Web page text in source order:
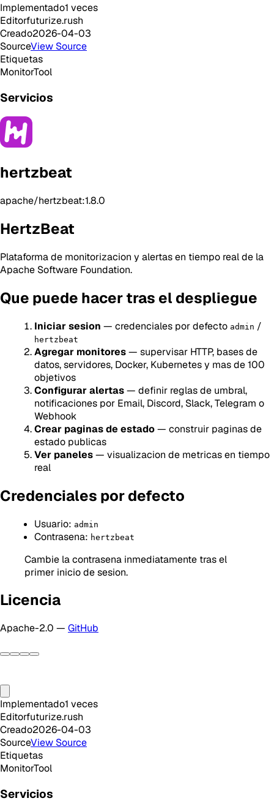
Implementado1 veces
Editorfuturize.rush
Creado2026-04-03
SourceView Source
Etiquetas
MonitorTool
Servicios
hertzbeat
apache/hertzbeat:1.8.0
HertzBeat
Plataforma de monitorizacion y alertas en tiempo real de la
Apache Software Foundation.
Que puede hacer tras el despliegue
Iniciar sesion — credenciales por defecto admin /
hertzbeat
Agregar monitores— supervisar HTTP, bases de
datos, servidores, Docker, Kubernetes y mas de 100
objetivos
Configurar alertas— definir reglas de umbral,
notificaciones por Email, Discord, Slack, Telegram o
Webhook
Crear paginas de estado— construir paginas de
estado publicas
Ver paneles— visualizacion de metricas en tiempo
real
Credenciales por defecto
Usuario: admin
Contrasena: hertzbeat
Cambie la contrasena inmediatamente tras el
primer inicio de sesion.
Licencia
Apache-2.0 — GitHub
Implementado1 veces
Editorfuturize.rush
Creado2026-04-03
SourceView Source
Etiquetas
MonitorTool
Servicios